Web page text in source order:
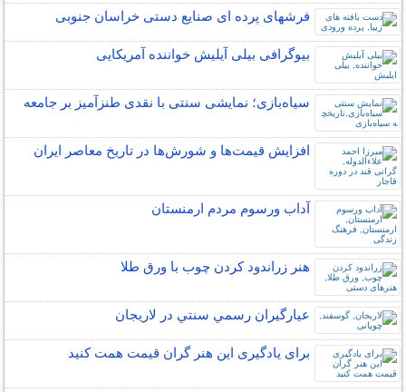
فرشهای پرده ای صنایع دستی خراسان جنوبی
بیوگرافی بیلی آیلیش خواننده آمریکایی
سیاه‌بازی؛ نمایشی سنتی با نقدی طنزآمیز بر جامعه
افزایش قیمت‌ها و شورش‌ها در تاریخ معاصر ایران
آداب ورسوم مردم ارمنستان
هنر زراندود كردن چوب با ورق طلا
عيارگيران رسمي سنتي در لاريجان
برای یادگیری این هنر گران قیمت همت کنید